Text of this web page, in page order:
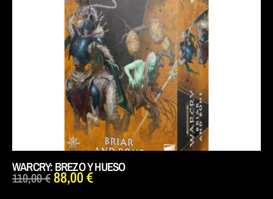
WARCRY: BREZO Y HUESO
110,00€88,00€